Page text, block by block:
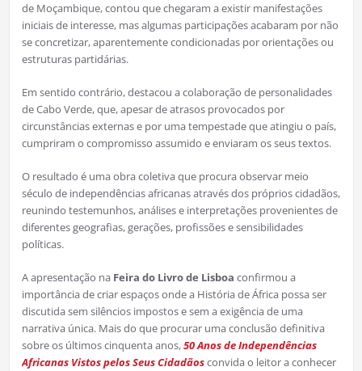
de Moçambique, contou que chegaram a existir manifestações
iniciais de interesse, mas algumas participações acabaram por não
se concretizar, aparentemente condicionadas por orientações ou
estruturas partidárias.
Em sentido contrário, destacou a colaboração de personalidades
de Cabo Verde, que, apesar de atrasos provocados por
circunstâncias externas e por uma tempestade que atingiu o país,
cumpriram o compromisso assumido e enviaram os seus textos.
O resultado é uma obra coletiva que procura observar meio
século de independências africanas através dos próprios cidadãos,
reunindo testemunhos, análises e interpretações provenientes de
diferentes geografias, gerações, profissões e sensibilidades
políticas.
A apresentação na Feira do Livro de Lisboa confirmou a
importância de criar espaços onde a História de África possa ser
discutida sem silêncios impostos e sem a exigência de uma
narrativa única. Mais do que procurar uma conclusão definitiva
sobre os últimos cinquenta anos,50 Anos de Independências
Africanas Vistos pelos Seus Cidadãosconvida o leitor a conhecer